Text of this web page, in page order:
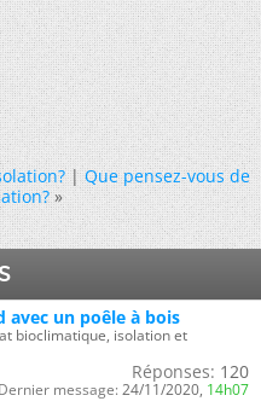
|Que pensez-vous de
»
avec un poêle à bois
bioclimatique, isolation et
Réponses: 120
Dernier message: 24/11/2020, 14h07